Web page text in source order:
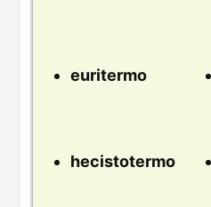
euritermo
hecistotermo